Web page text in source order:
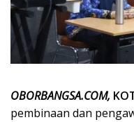
OBORBANGSA.COM,
pembinaan dan